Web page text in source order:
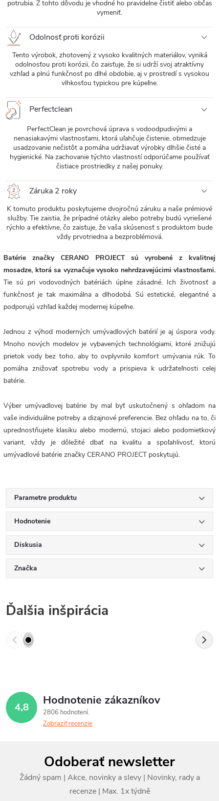
potrubia. Z tohto dôvodu je vhodné ho pravidelne čistiť alebo občas
vymeniť.
Odolnosť proti korózii
Tento výrobok, zhotovený z vysoko kvalitných materiálov, vyniká
odolnosťou proti korózii, čo zaisťuje, že si udrží svoj atraktívny
vzhľad a plnú funkčnosť po dlhé obdobie, aj v prostredí s vysokou
vlhkosťou typickou pre kúpeľne.
Perfectclean
PerfectClean je povrchová úprava s vodoodpudivými a
nenasiakavými vlastnosťami, ktorá uľahčuje čistenie, obmedzuje
usadzovanie nečistôt a pomáha udržiavať výrobky dlhšie čisté a
hygienické. Na zachovanie týchto vlastností odporúčame používať
čistiace prostriedky z našej ponuky.
Záruka 2 roky
K tomuto produktu poskytujeme dvojročnú záruku a naše prémiové
služby. Tie zaistia, že prípadné otázky alebo potreby budú vyriešené
rýchlo a efektívne, čo zaisťuje, že vaša skúsenosť s produktom bude
vždy prvotriedna a bezproblémová.
Batérie značky CERANO PROJECT sú vyrobené z kvalitnej
mosadze, ktorá sa vyznačuje vysoko nehrdzavejúcimi vlastnosťami.
Tie sú pri vodovodných batériách úplne zásadné. Ich životnosť a
funkčnosť je tak maximálna a dlhodobá. Sú estetické, elegantné a
podporujú vzhľad každej modernej kúpeľne.
Jednou z výhod moderných umývadlových batérií je aj úspora vody.
Mnoho nových modelov je vybavených technológiami, ktoré znižujú
prietok vody bez toho, aby to ovplyvnilo komfort umývania rúk. To
pomáha znižovať spotrebu vody a prispieva k udržateľnosti celej
batérie.
Výber umývadlovej batérie by mal byť uskutočnený s ohľadom na
vaše individuálne potreby a dizajnové preferencie. Bez ohľadu na to, či
uprednostňujete klasiku alebo modernú, stojaci alebo podomietkový
variant, vždy je dôležité dbať na kvalitu a spoľahlivosť, ktorú
umývadlové batérie značky CERANO PROJECT poskytujú.
Parametre produktu
Hodnotenie
Diskusia
Značka
Ďalšia inšpirácia
4,8 Hodnotenie zákazníkov
2806 hodnotení
Zobraziť recenzie
Odoberať newsletter